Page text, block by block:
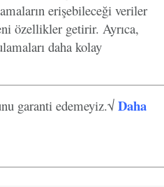
erişebileceği veriler
özellikler getirir. Ayrıca,
daha kolay
garanti edemeyiz.√Daha